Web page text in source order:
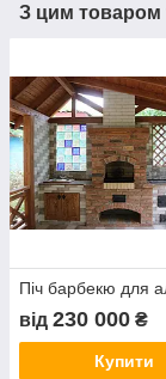
З цим товаром
Піч барбекю для
від 230 000 ₴
Купити